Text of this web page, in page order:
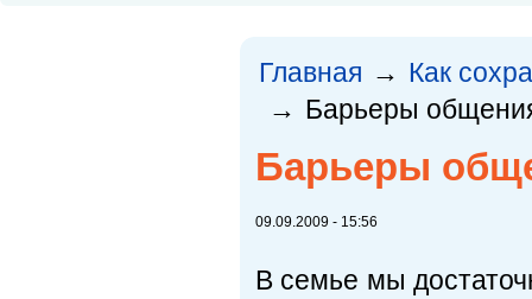
Главная → Как
→ Барьеры
Барьеры
09.09.2009 - 15:56
В семье мы